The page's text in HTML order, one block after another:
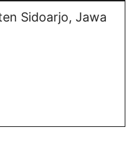
Sidoarjo, Jawa